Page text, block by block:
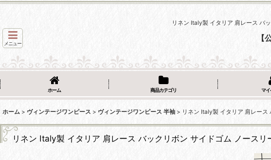
リネン Italy製 イタリア 肩レース バ
メニュー
【
ホーム 商品カテゴリ マ
ホーム > ヴィンテージワンピース > ヴィンテージワンピース 半袖 > リネン Italy製 イタリア 肩レー
リネン Italy製 イタリア 肩レース バックリボン サイドゴム ノース